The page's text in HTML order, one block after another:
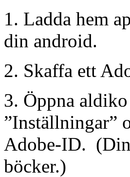
1. Ladda hem
din android.
2. Skaffa ett
3. Öppna
”Inställningar”
Adobe-ID. (Din
böcker.)